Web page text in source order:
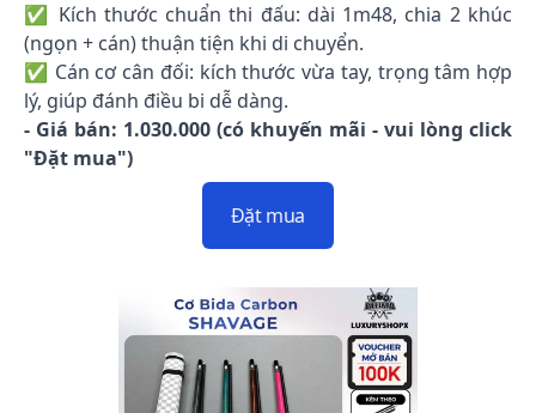
✅ Kích thước chuẩn thi đấu: dài 1m48, chia 2 khúc
(ngọn + cán) thuận tiện khi di chuyển.
✅ Cán cơ cân đối: kích thước vừa tay, trọng tâm hợp
lý, giúp đánh điều bi dễ dàng.
- Giá bán: 1.030.000 (có khuyến mãi - vui lòng click
"Đặt mua")
Đặt mua